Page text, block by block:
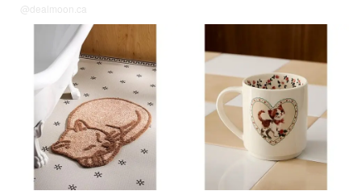
@dealmoon.ca